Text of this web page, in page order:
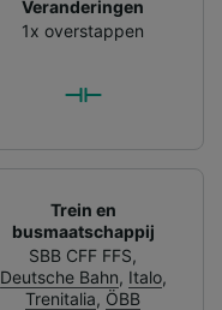
Veranderingen
1x overstappen
Trein en
busmaatschappij
SBB CFF FFS,
Deutsche Bahn, Italo,
Trenitalia, ÖBB